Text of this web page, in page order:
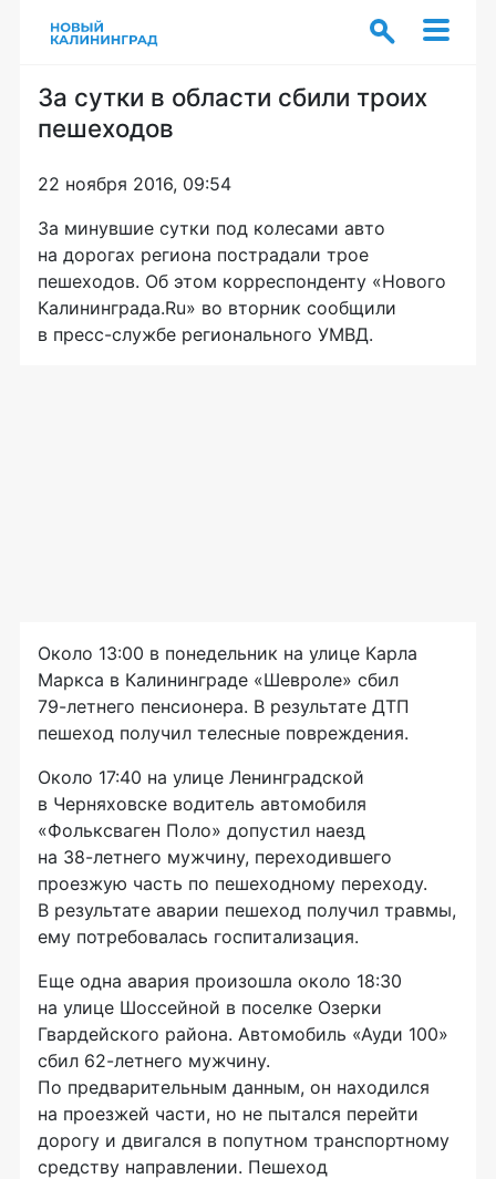
За сутки в области сбили троих
пешеходов
22 ноября 2016, 09:54
За минувшие сутки под колесами авто
на дорогах региона пострадали трое
пешеходов. Об этом корреспонденту «Нового
Калининграда.Ru» во вторник сообщили
в пресс-службе регионального УМВД.
Около 13:00 в понедельник на улице Карла
Маркса в Калининграде «Шевроле» сбил
79-летнего пенсионера. В результате ДТП
пешеход получил телесные повреждения.
Около 17:40 на улице Ленинградской
в Черняховске водитель автомобиля
«Фольксваген Поло» допустил наезд
на 38-летнего мужчину, переходившего
проезжую часть по пешеходному переходу.
В результате аварии пешеход получил травмы,
ему потребовалась госпитализация.
Еще одна авария произошла около 18:30
на улице Шоссейной в поселке Озерки
Гвардейского района. Автомобиль «Ауди 100»
сбил 62-летнего мужчину.
По предварительным данным, он находился
на проезжей части, но не пытался перейти
дорогу и двигался в попутном транспортному
средству направлении. Пешеход